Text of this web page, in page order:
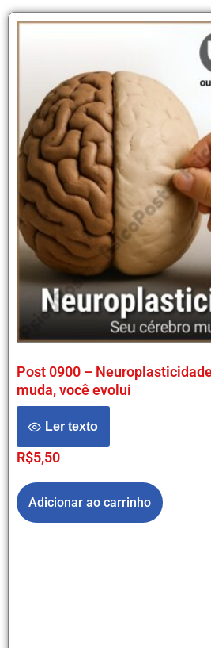
Post 0900 –
muda, você evolui
Ler texto
R$5,50
Adicionar ao carrinho